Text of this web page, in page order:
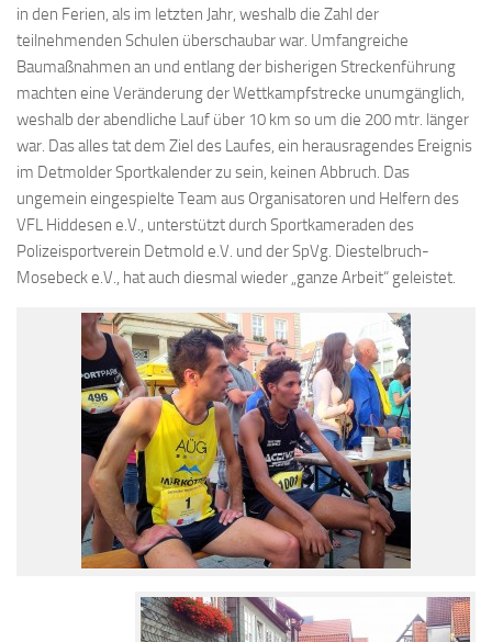
in den Ferien, als im letzten Jahr, weshalb die Zahl der
teilnehmenden Schulen überschaubar war. Umfangreiche
Baumaßnahmen an und entlang der bisherigen Streckenführung
machten eine Veränderung der Wettkampfstrecke unumgänglich,
weshalb der abendliche Lauf über 10 km so um die 200 mtr. länger
war. Das alles tat dem Ziel des Laufes, ein herausragendes Ereignis
im Detmolder Sportkalender zu sein, keinen Abbruch. Das
ungemein eingespielte Team aus Organisatoren und Helfern des
VFL Hiddesen e.V., unterstützt durch Sportkameraden des
Polizeisportverein Detmold e.V. und der SpVg. Diestelbruch-
Mosebeck e.V., hat auch diesmal wieder „ganze Arbeit“ geleistet.